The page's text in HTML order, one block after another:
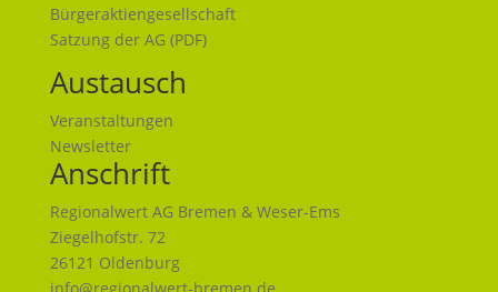
Bürgeraktiengesellschaft
Satzung der AG (PDF)
Austausch
Veranstaltungen
Newsletter
Anschrift
Regionalwert AG Bremen & Weser-Ems
Ziegelhofstr. 72
26121 Oldenburg